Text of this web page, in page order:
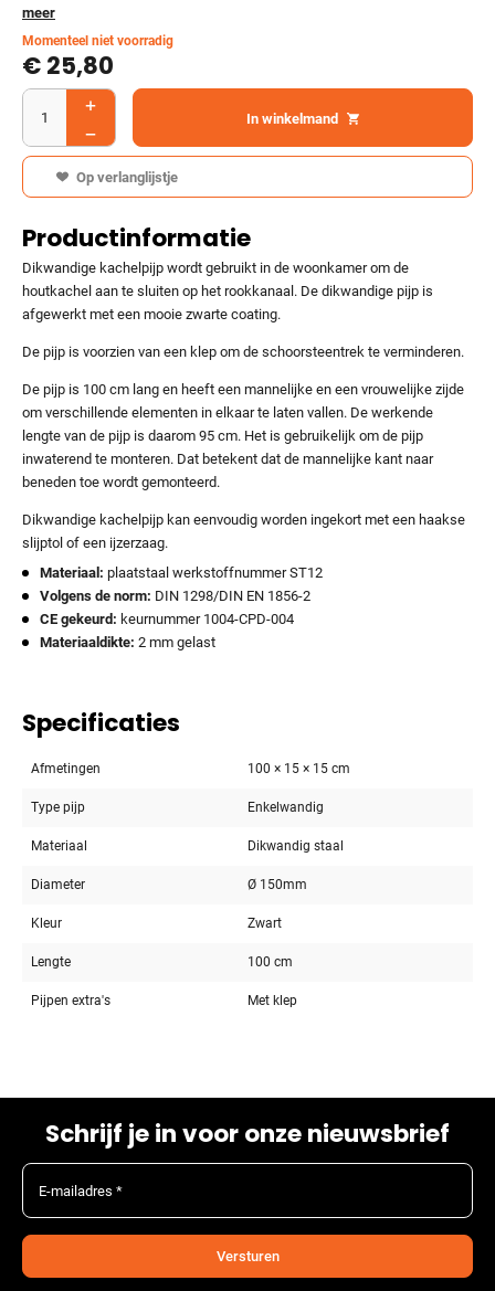
meer
Momenteel niet voorradig
€25,80
In winkelmand
Op verlanglijstje
Productinformatie
Dikwandige kachelpijp wordt gebruikt in de woonkamer om de
houtkachel aan te sluiten op het rookkanaal. De dikwandige pijp is
afgewerkt met een mooie zwarte coating.
De pijp is voorzien van een klep om de schoorsteentrek te verminderen.
De pijp is 100 cm lang en heeft een mannelijke en een vrouwelijke zijde
om verschillende elementen in elkaar te laten vallen. De werkende
lengte van de pijp is daarom 95 cm. Het is gebruikelijk om de pijp
inwaterend te monteren. Dat betekent dat de mannelijke kant naar
beneden toe wordt gemonteerd.
Dikwandige kachelpijp kan eenvoudig worden ingekort met een haakse
slijptol of een ijzerzaag.
Materiaal: plaatstaal werkstoffnummer ST12
Volgens de norm: DIN 1298/DIN EN 1856-2
CE gekeurd: keurnummer 1004-CPD-004
Materiaaldikte: 2 mm gelast
Specificaties
Afmetingen 100 × 15 × 15 cm
Type pijp Enkelwandig
Materiaal Dikwandig staal
Diameter Ø 150mm
Kleur Zwart
Lengte 100 cm
Pijpen extra's Met klep
Schrijf je in voor onze nieuwsbrief
E-mailadres *
Versturen